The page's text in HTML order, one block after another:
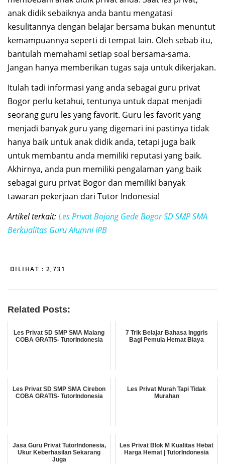
anak didik sebaiknya anda bantu mengatasi
kesulitannya dengan belajar bersama bukan menuntut
kemampuannya seperti di tempat lain. Oleh sebab itu,
bantulah memahami setiap soal bersama-sama.
Jangan hanya memberikan tugas saja untuk dikerjakan.
Itulah tadi informasi yang anda sebagai guru privat
Bogor perlu ketahui, tentunya untuk dapat menjadi
seorang guru les yang favorit. Guru les favorit yang
menjadi banyak guru yang digemari ini pastinya tidak
hanya baik untuk anak didik anda, tetapi juga baik
untuk membantu anda memiliki reputasi yang baik.
Akhirnya, anda pun memiliki pengalaman yang baik
sebagai guru privat Bogor dan memiliki banyak
tawaran pekerjaan dari Tutor Indonesia!
Artikel terkait:Les Privat Bojong Gede Bogor SD SMP SMA
Berkualitas Guru Alumni IPB
DILIHAT : 2,731
Related Posts:
Les Privat SD SMP SMA Malang
COBA GRATIS- TutorIndonesia
7 Trik Belajar Bahasa Inggris
Bagi Pemula Hemat Biaya
Les Privat SD SMP SMA Cirebon
COBA GRATIS- TutorIndonesia
Les Privat Murah Tapi Tidak
Murahan
Jasa Guru Privat TutorIndonesia,
Ukur Keberhasilan Sekarang
Juga
Les Privat Blok M Kualitas Hebat
Harga Hemat | TutorIndonesia